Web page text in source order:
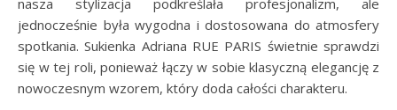
jednocześnie była wygodna i dostosowana do atmosfery
spotkania. Sukienka Adriana RUE PARIS świetnie sprawdzi
się w tej roli, ponieważ łączy w sobie klasyczną elegancję z
nowoczesnym wzorem, który doda całości charakteru.